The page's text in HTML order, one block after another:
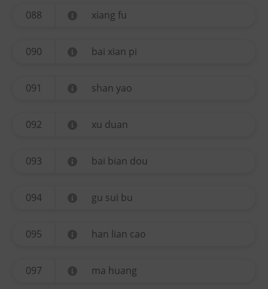
088 xiang fu
090 bai xian pi
091 shan yao
092 xu duan
093 bai bian dou
094 gu sui bu
095 han lian cao
097 ma huang